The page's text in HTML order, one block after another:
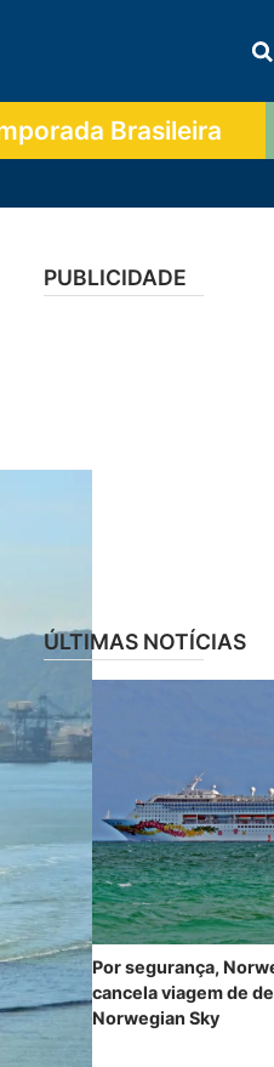
Brasileira
PUBLICIDADE
ÚLTIMAS NOTÍCIAS
Por segurança,
cancela viagem de
Norwegian Sky